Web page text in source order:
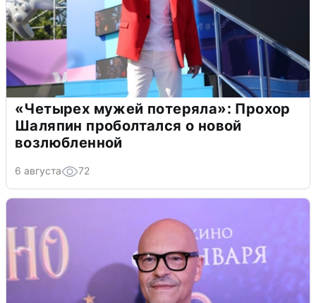
«Четырех мужей потеряла»: Прохор
Шаляпин проболтался о новой
возлюбленной
6 августа 72